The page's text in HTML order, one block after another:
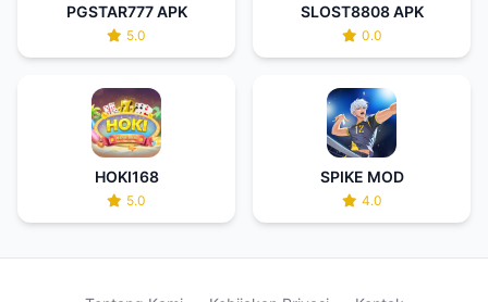
PGSTAR777 APK
5.0
SLOST8808 APK
0.0
HOKI168
5.0
SPIKE MOD
4.0